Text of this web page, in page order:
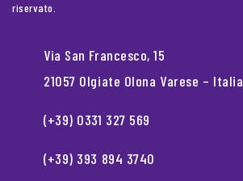
riservato.
Via San Francesco, 15
21057 Olgiate Olona Varese – Italia
(+39) 0331 327 569
(+39) 393 894 3740